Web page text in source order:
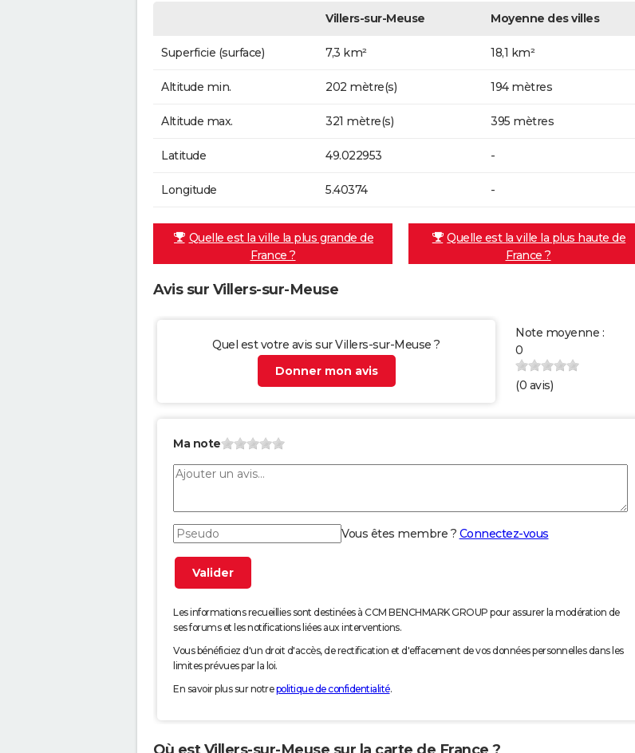
Villers-sur-Meuse Moyenne des villes
Superficie (surface) 7,3 km² 18,1 km²
Altitude min. 202 mètre(s) 194 mètres
Altitude max. 321 mètre(s) 395 mètres
Latitude 49.022953 -
Longitude 5.40374 -
Quelle est la ville la plus grande de
France ?
Quelle est la ville la plus haute de
France ?
Avis sur Villers-sur-Meuse
Quel est votre avis sur Villers-sur-Meuse ?
Donner mon avis
Note moyenne :
0
(0 avis)
Ma note
Vous êtes membre ? Connectez-vous
Les informations recueillies sont destinées à CCM BENCHMARK GROUP pour assurer la modération de
ses forums et les notifications liées aux interventions.
Vous bénéficiez d'un droit d'accès, de rectification et d'effacement de vos données personnelles dans les
limites prévues par la loi.
En savoir plus sur notrepolitique de confidentialité.